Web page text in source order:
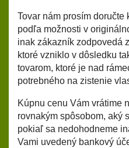
Tovar nám prosím doručte
podľa možnosti v
inak zákazník zodpovedá
ktoré vzniklo v dôsledku
tovarom, ktoré je nad
potrebného na zistenie
Kúpnu cenu Vám vrátime
rovnakým spôsobom, aký
pokiaľ sa nedohodneme
Vami uvedený bankový